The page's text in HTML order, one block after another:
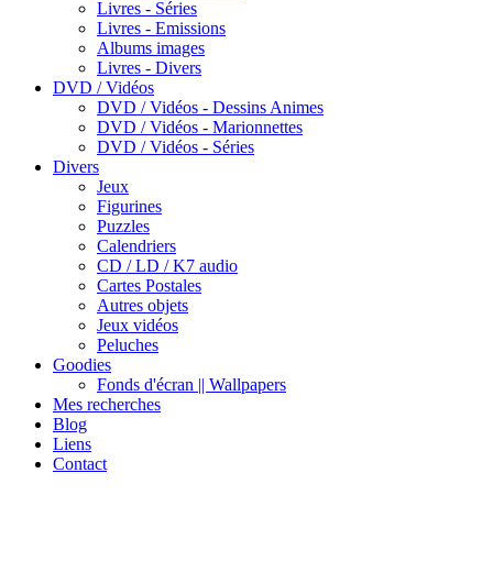
Livres - Séries
Livres - Emissions
Albums images
Livres - Divers
DVD / Vidéos
DVD / Vidéos - Dessins Animes
DVD / Vidéos - Marionnettes
DVD / Vidéos - Séries
Divers
Jeux
Figurines
Puzzles
Calendriers
CD / LD / K7 audio
Cartes Postales
Autres objets
Jeux vidéos
Peluches
Goodies
Fonds d'écran || Wallpapers
Mes recherches
Blog
Liens
Contact